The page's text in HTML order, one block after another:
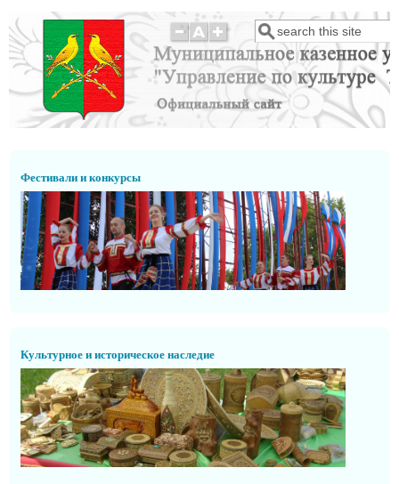
Перейти к основному содержанию
Форма поиска
Поиск
Фестивали и конкурсы
Культурное и историческое наследие